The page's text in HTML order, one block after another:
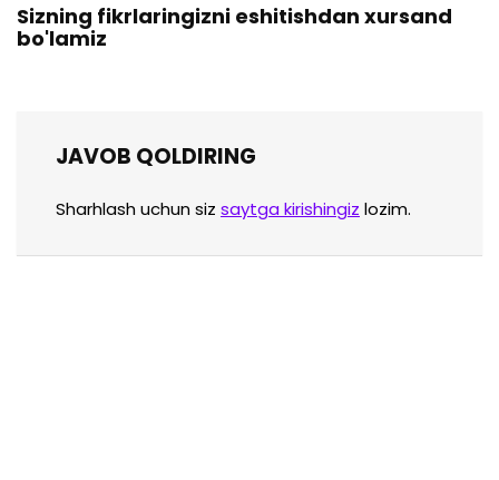
Sizning fikrlaringizni eshitishdan xursand
bo'lamiz
JAVOB QOLDIRING
Sharhlash uchun siz saytga kirishingiz lozim.